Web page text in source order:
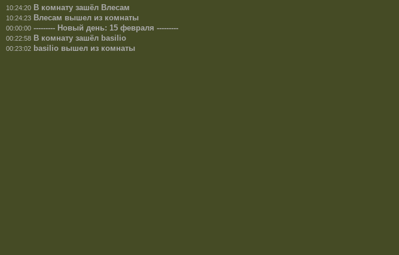
10:24:20 В комнату зашёл Влесам
10:24:23 Влесам вышел из комнаты
00:00:00 --------- Новый день: 15 февраля ---------
00:22:58 В комнату зашёл basilio
00:23:02 basilio вышел из комнаты